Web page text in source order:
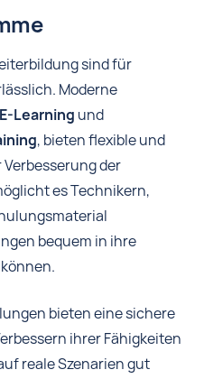
sind für
Moderne
E-Learning und
, bieten flexible und
der
es Technikern,
bequem in ihre
bieten eine sichere
ihrer Fähigkeiten
reale Szenarien gut